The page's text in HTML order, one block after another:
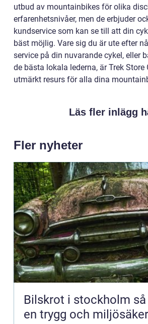
utbud av mountainbikes för olika
erfarenhetsnivåer, men de erbjuder
kundservice som kan se till att din
bäst möjlig. Vare sig du är ute efter
service på din nuvarande cykel, eller
de bästa lokala lederna, är Trek Store
utmärkt resurs för alla dina
Läs fler inlägg
Fler nyheter
Bilskrot i stockholm så fungerar
en trygg och